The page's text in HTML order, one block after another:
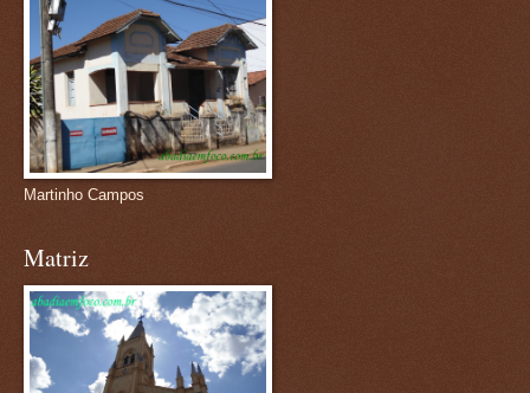
Martinho Campos
Matriz